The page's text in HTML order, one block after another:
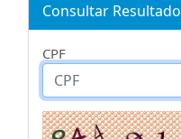
Consultar Resultado
CPF